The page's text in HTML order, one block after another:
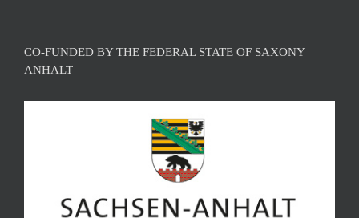
CO-FUNDED BY THE FEDERAL STATE OF SAXONY
ANHALT